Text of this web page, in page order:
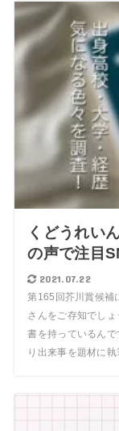
くどうれい
の声で注目
2021.07.22
第165回芥川賞候補
さんをご存知でし
書を持っているん
り出来事を題材に執